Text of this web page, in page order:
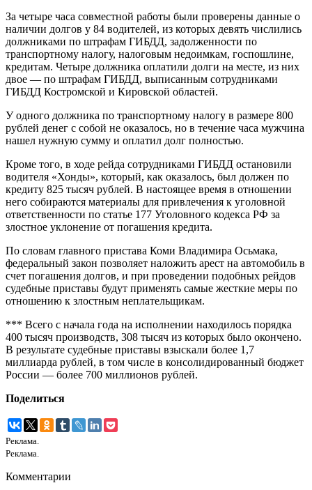
За четыре часа совместной работы были проверены данные о
наличии долгов у 84 водителей, из которых девять числились
должниками по штрафам ГИБДД, задолженности по
транспортному налогу, налоговым недоимкам, госпошлине,
кредитам. Четыре должника оплатили долги на месте, из них
двое — по штрафам ГИБДД, выписанным сотрудниками
ГИБДД Костромской и Кировской областей.
У одного должника по транспортному налогу в размере 800
рублей денег с собой не оказалось, но в течение часа мужчина
нашел нужную сумму и оплатил долг полностью.
Кроме того, в ходе рейда сотрудниками ГИБДД остановили
водителя «Хонды», который, как оказалось, был должен по
кредиту 825 тысяч рублей. В настоящее время в отношении
него собираются материалы для привлечения к уголовной
ответственности по статье 177 Уголовного кодекса РФ за
злостное уклонение от погашения кредита.
По словам главного пристава Коми Владимира Осьмака,
федеральный закон позволяет наложить арест на автомобиль в
счет погашения долгов, и при проведении подобных рейдов
судебные приставы будут применять самые жесткие меры по
отношению к злостным неплательщикам.
*** Всего с начала года на исполнении находилось порядка
400 тысяч производств, 308 тысяч из которых было окончено.
В результате судебные приставы взыскали более 1,7
миллиарда рублей, в том числе в консолидированный бюджет
России — более 700 миллионов рублей.
Поделиться
Реклама.
Реклама.
Комментарии